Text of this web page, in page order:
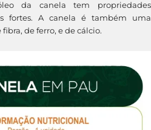
da canela tem propriedades
fortes. A canela é também uma
de ferro, e de cálcio.